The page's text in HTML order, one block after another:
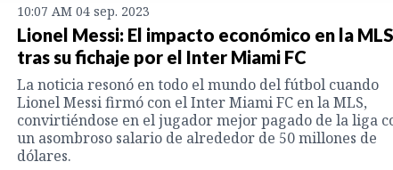
10:07 AM 04 sep. 2023
Lionel Messi: El impacto económico en la MLS
tras su fichaje por el Inter Miami FC
La noticia resonó en todo el mundo del fútbol cuando
Lionel Messi firmó con el Inter Miami FC en la MLS,
convirtiéndose en el jugador mejor pagado de la liga
un asombroso salario de alrededor de 50 millones de
dólares.